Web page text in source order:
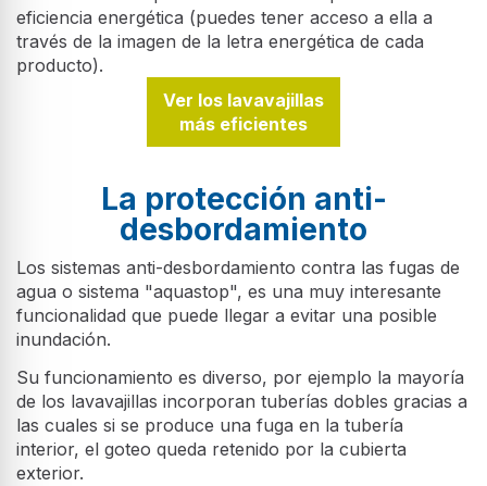
eficiencia energética (puedes tener acceso a ella a
través de la imagen de la letra energética de cada
producto).
Ver los lavavajillas
más eficientes
La protección anti-
desbordamiento
Los sistemas anti-desbordamiento contra las fugas de
agua o sistema "aquastop", es una muy interesante
funcionalidad que puede llegar a evitar una posible
inundación.
Su funcionamiento es diverso, por ejemplo la mayoría
de los lavavajillas incorporan tuberías dobles gracias a
las cuales si se produce una fuga en la tubería
interior, el goteo queda retenido por la cubierta
exterior.